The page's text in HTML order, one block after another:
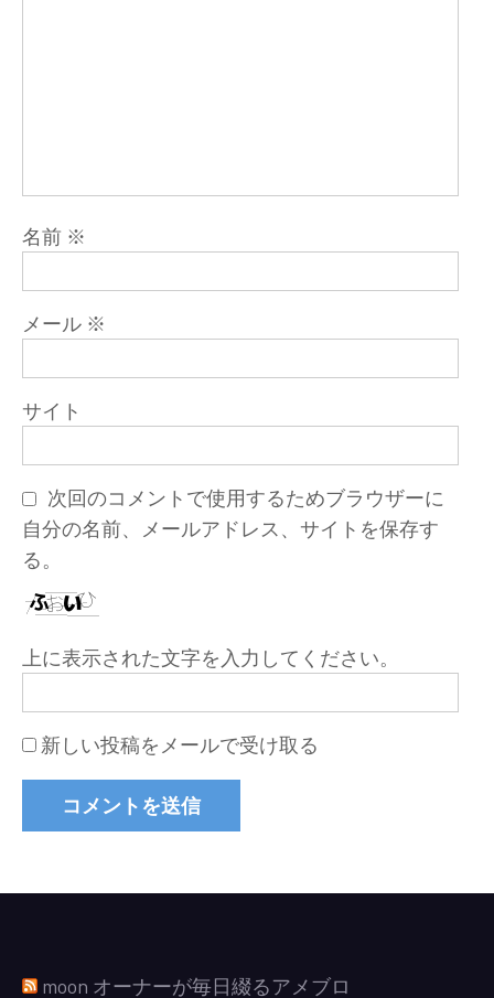
名前 ※
メール ※
サイト
次回のコメントで使用するためブラウザーに
自分の名前、メールアドレス、サイトを保存す
る。
上に表示された文字を入力してください。
新しい投稿をメールで受け取る
moon オーナーが毎日綴るアメブロ